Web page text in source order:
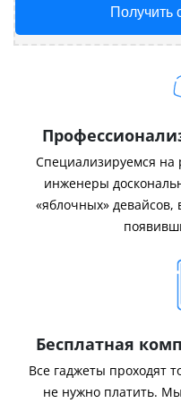
Получить
Специализируемся
инженеры
«яблочных»
Бесплатная
Все гаджеты проходят
не нужно платить.